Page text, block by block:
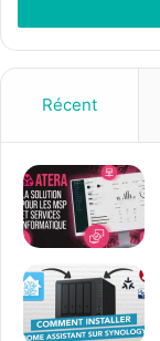
Récent